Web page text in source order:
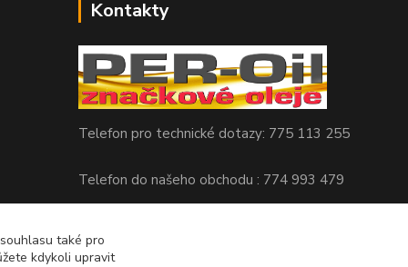
Kontakty
Telefon pro technické dotazy: 775 113 255
Telefon do našeho obchodu : 774 993 479
také pro
kdykoli upravit